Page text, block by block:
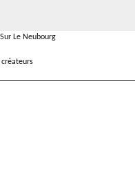
Le Neubourg
créateurs